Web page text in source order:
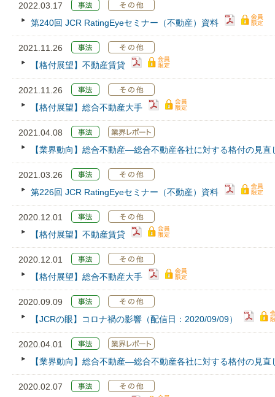
2022.03.17
第240回 JCR RatingEyeセミナー（不動産）資料
2021.11.26
【格付展望】不動産賃貸
2021.11.26
【格付展望】総合不動産大手
2021.04.08
【業界動向】総合不動産―総合不動産各社に対する格付の見
2021.03.26
第226回 JCR RatingEyeセミナー（不動産）資料
2020.12.01
【格付展望】不動産賃貸
2020.12.01
【格付展望】総合不動産大手
2020.09.09
【JCRの眼】コロナ禍の影響（配信日：2020/09/09）
2020.04.01
【業界動向】総合不動産―総合不動産各社に対する格付の見
2020.02.07